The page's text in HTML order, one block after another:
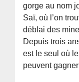
gorge au nom
Saï, où l’on
déblai des
Depuis trois
est le seul où
peuvent